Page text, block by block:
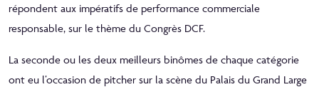
répondent aux impératifs de performance commerciale
responsable, sur le thème du Congrès DCF.
La seconde ou les deux meilleurs binômes de chaque catégorie
ont eu l’occasion de pitcher sur la scène du Palais du Grand Large